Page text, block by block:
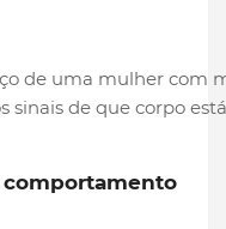
sinais de que corpo